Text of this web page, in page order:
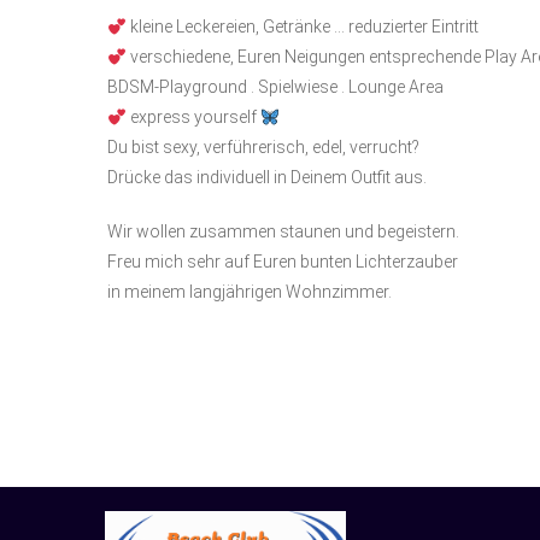
kleine Leckereien, Getränke … reduzierter Eintritt
verschiedene, Euren Neigungen entsprechende Play
BDSM-Playground . Spielwiese . Lounge Area
express yourself
Du bist sexy, verführerisch, edel, verrucht?
Drücke das individuell in Deinem Outfit aus.
Wir wollen zusammen staunen und begeistern.
Freu mich sehr auf Euren bunten Lichterzauber
in meinem langjährigen Wohnzimmer.